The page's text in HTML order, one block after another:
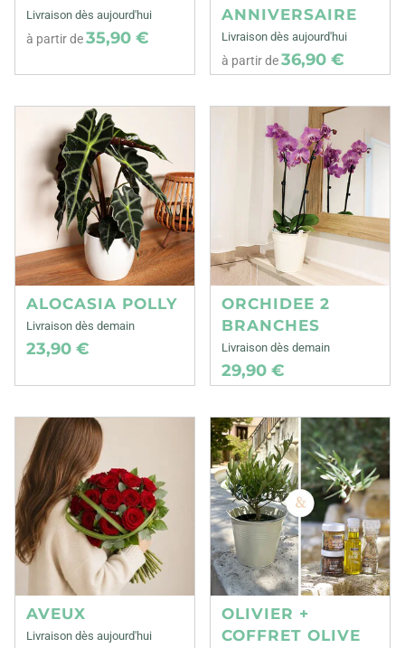
Livraison dès aujourd'hui
à partir de35,90 €
ANNIVERSAIRE
Livraison dès aujourd'hui
à partir de36,90 €
ALOCASIA POLLY
Livraison dès demain
23,90 €
ORCHIDEE 2
BRANCHES
Livraison dès demain
29,90 €
AVEUX
Livraison dès aujourd'hui
OLIVIER +
COFFRET OLIVE